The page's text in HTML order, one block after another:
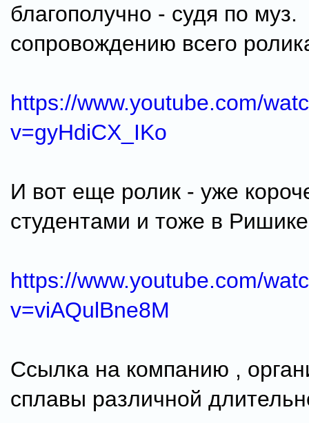
благополучно - судя по муз.
сопровождению всего
https://www.youtube.com/
v=gyHdiCX_IKo
И вот еще ролик - уже
студентами и тоже в
https://www.youtube.com/
v=viAQulBne8M
Ссылка на компанию ,
сплавы различной